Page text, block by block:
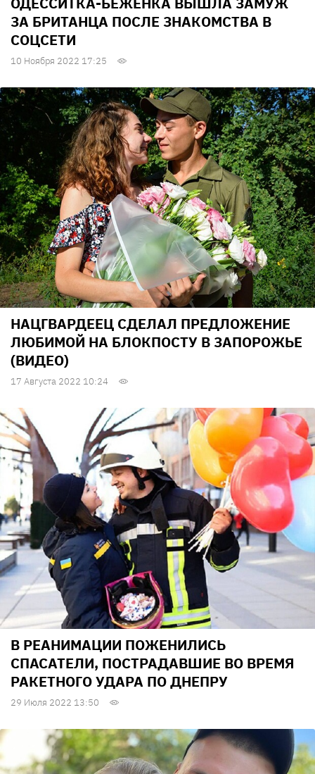
ЗА БРИТАНЦА ПОСЛЕ ЗНАКОМСТВА В
СОЦСЕТИ
10 Ноября 2022 17:25
НАЦГВАРДЕЕЦ СДЕЛАЛ ПРЕДЛОЖЕНИЕ
ЛЮБИМОЙ НА БЛОКПОСТУ В ЗАПОРОЖЬЕ
(ВИДЕО)
17 Августа 2022 10:24
В РЕАНИМАЦИИ ПОЖЕНИЛИСЬ
СПАСАТЕЛИ, ПОСТРАДАВШИЕ ВО ВРЕМЯ
РАКЕТНОГО УДАРА ПО ДНЕПРУ
29 Июля 2022 13:50